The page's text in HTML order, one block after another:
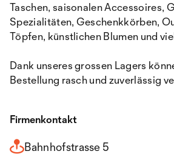
Taschen, saisonalen Accessoires,
Spezialitäten, Geschenkkörben,
Töpfen, künstlichen Blumen und
Dank unseres grossen Lagers
Bestellung rasch und zuverlässig
Firmenkontakt
Bahnhofstrasse 5